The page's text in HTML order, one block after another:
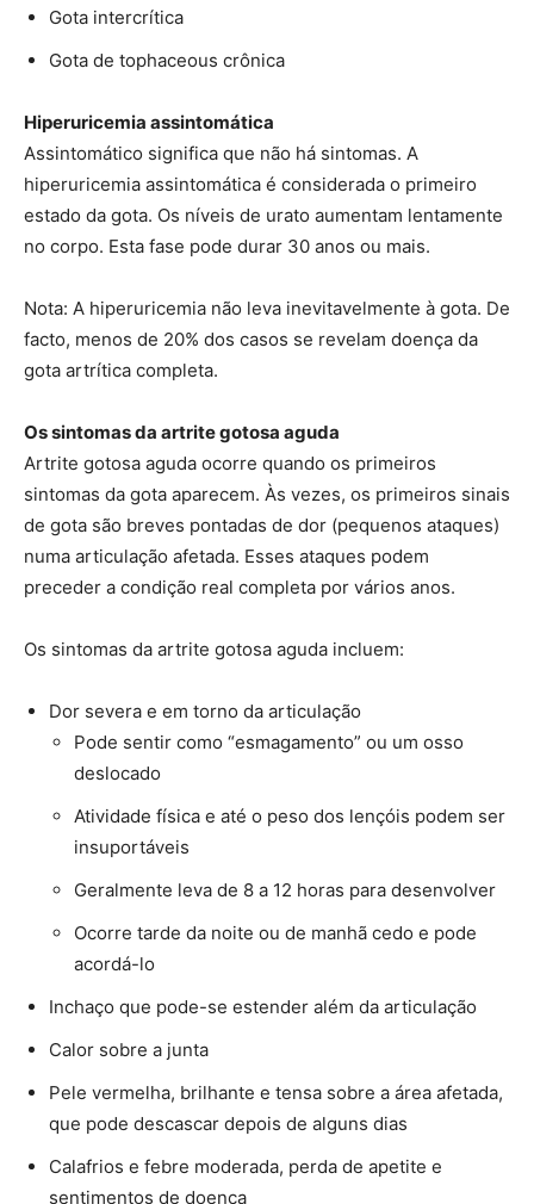
Gota intercrítica
Gota de tophaceous crônica
Hiperuricemia assintomática
Assintomático significa que não há sintomas. A
hiperuricemia assintomática é considerada o primeiro
estado da gota. Os níveis de urato aumentam lentamente
no corpo. Esta fase pode durar 30 anos ou mais.
Nota: A hiperuricemia não leva inevitavelmente à gota. De
facto, menos de 20% dos casos se revelam doença da
gota artrítica completa.
Os sintomas da artrite gotosa aguda
Artrite gotosa aguda ocorre quando os primeiros
sintomas da gota aparecem. Às vezes, os primeiros sinais
de gota são breves pontadas de dor (pequenos ataques)
numa articulação afetada. Esses ataques podem
preceder a condição real completa por vários anos.
Os sintomas da artrite gotosa aguda incluem:
Dor severa e em torno da articulação
Pode sentir como “esmagamento” ou um osso
deslocado
Atividade física e até o peso dos lençóis podem ser
insuportáveis
Geralmente leva de 8 a 12 horas para desenvolver
Ocorre tarde da noite ou de manhã cedo e pode
acordá-lo
Inchaço que pode-se estender além da articulação
Calor sobre a junta
Pele vermelha, brilhante e tensa sobre a área afetada,
que pode descascar depois de alguns dias
Calafrios e febre moderada, perda de apetite e
sentimentos de doença